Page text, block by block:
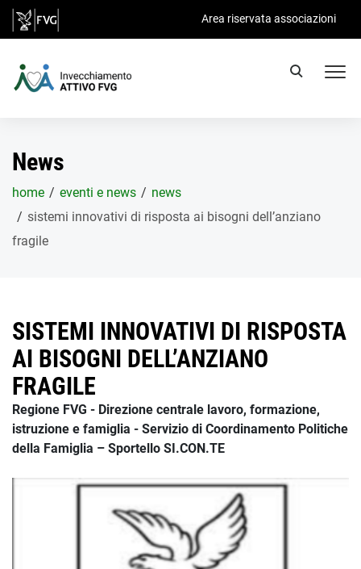
Salta al contenuto principale
Area riservata associazioni
News
home eventi e news
news
sistemi innovativi di risposta ai bisogni dell’anziano
fragile
SISTEMI INNOVATIVI DI RISPOSTA
AI BISOGNI DELL’ANZIANO
FRAGILE
Regione FVG - Direzione centrale lavoro, formazione,
istruzione e famiglia - Servizio di Coordinamento Politiche
della Famiglia – Sportello SI.CON.TE